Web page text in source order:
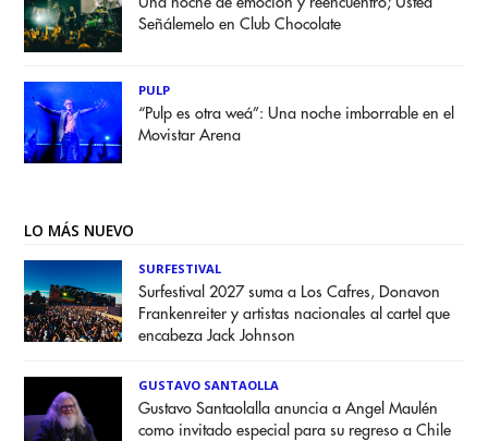
Señálemelo en Club Chocolate
PULP
“Pulp es otra weá”: Una noche imborrable en el
Movistar Arena
LO MÁS NUEVO
SURFESTIVAL
Surfestival 2027 suma a Los Cafres, Donavon
Frankenreiter y artistas nacionales al cartel que
encabeza Jack Johnson
GUSTAVO SANTAOLLA
Gustavo Santaolalla anuncia a Angel Maulén
como invitado especial para su regreso a Chile